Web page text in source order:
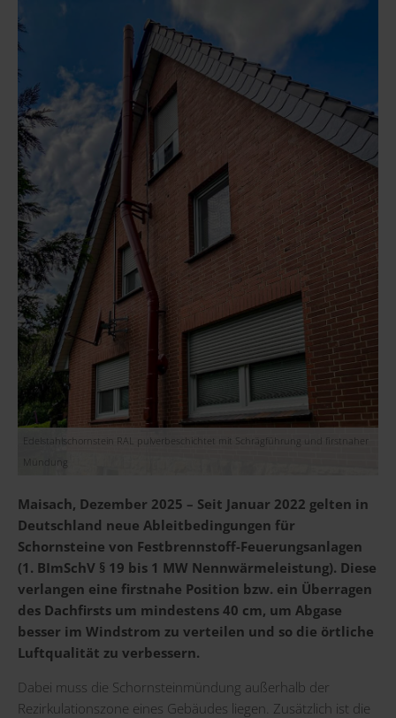
Edelstahlschornstein RAL pulverbeschichtet mit Schrägführung und firstnaher
Mündung
Maisach, Dezember 2025 – Seit Januar 2022 gelten in
Deutschland neue Ableitbedingungen für
Schornsteine von Festbrennstoff-Feuerungsanlagen
(1. BImSchV § 19 bis 1 MW Nennwärmeleistung). Diese
verlangen eine firstnahe Position bzw. ein Überragen
des Dachfirsts um mindestens 40 cm, um Abgase
besser im Windstrom zu verteilen und so die örtliche
Luftqualität zu verbessern.
Dabei muss die Schornsteinmündung außerhalb der
Rezirkulationszone eines Gebäudes liegen. Zusätzlich ist die